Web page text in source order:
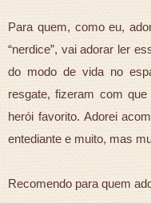
Para quem, como eu,
“nerdice”, vai adorar ler
do modo de vida no
resgate, fizeram com
herói favorito. Adorei
entediante e muito, mas
Recomendo para quem